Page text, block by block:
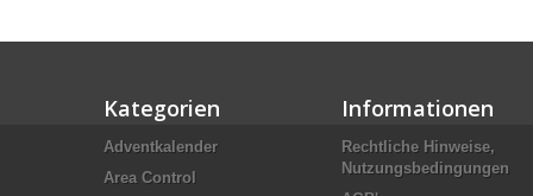
Kategorien
Adventkalender
Area Control
Informationen
Rechtliche Hinweise,
Nutzungsbedingungen